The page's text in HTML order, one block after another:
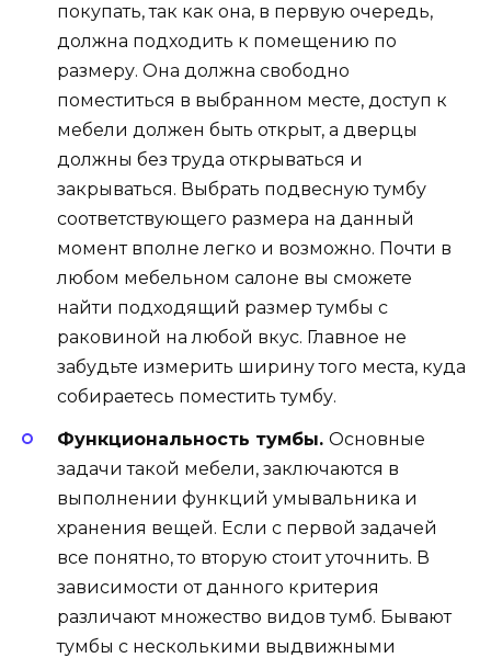
покупать, так как она, в первую очередь,
должна подходить к помещению по
размеру. Она должна свободно
поместиться в выбранном месте, доступ к
мебели должен быть открыт, а дверцы
должны без труда открываться и
закрываться. Выбрать подвесную тумбу
соответствующего размера на данный
момент вполне легко и возможно. Почти в
любом мебельном салоне вы сможете
найти подходящий размер тумбы с
раковиной на любой вкус. Главное не
забудьте измерить ширину того места, куда
собираетесь поместить тумбу.
Функциональность тумбы. Основные
задачи такой мебели, заключаются в
выполнении функций умывальника и
хранения вещей. Если с первой задачей
все понятно, то вторую стоит уточнить. В
зависимости от данного критерия
различают множество видов тумб. Бывают
тумбы с несколькими выдвижными